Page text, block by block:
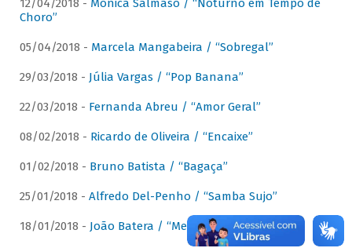
12/04/2018 - Mônica Salmaso / “Noturno em Tempo de
Choro”
05/04/2018 - Marcela Mangabeira / “Sobregal”
29/03/2018 - Júlia Vargas / “Pop Banana”
22/03/2018 - Fernanda Abreu / “Amor Geral”
08/02/2018 - Ricardo de Oliveira / “Encaixe”
01/02/2018 - Bruno Batista / “Bagaça”
25/01/2018 - Alfredo Del-Penho / “Samba Sujo”
18/01/2018 - João Batera / “Meu Pandeiro”